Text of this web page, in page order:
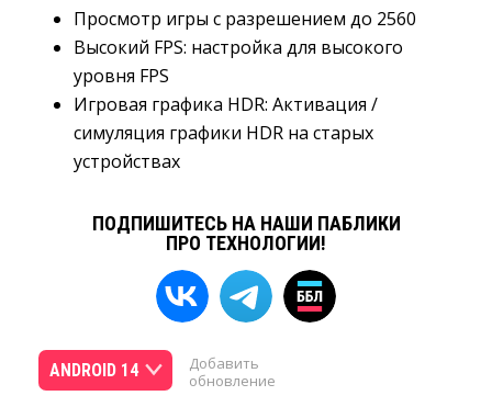
Просмотр игры с разрешением до 2560
Высокий FPS: настройка для высокого
уровня FPS
Игровая графика HDR: Активация /
симуляция графики HDR на старых
устройствах
ПОДПИШИТЕСЬ НА НАШИ ПАБЛИКИ
ПРО ТЕХНОЛОГИИ!
ANDROID 14
Добавить
обновление